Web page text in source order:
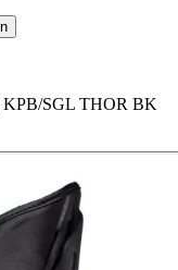
KPB/SGL THOR BK